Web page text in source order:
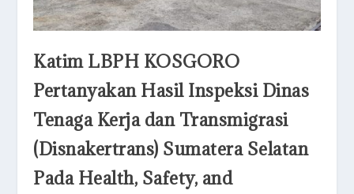
Katim LBPH KOSGORO
Pertanyakan Hasil Inspeksi Dinas
Tenaga Kerja dan Transmigrasi
(Disnakertrans) Sumatera Selatan
Pada Health, Safety, and